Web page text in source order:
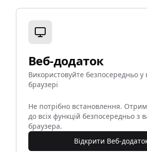
Веб-додаток
Використовуйте безпосередньо
браузері
Не потрібно встановлення.
до всіх функцій безпосередньо з
браузера.
Відкрити Веб-